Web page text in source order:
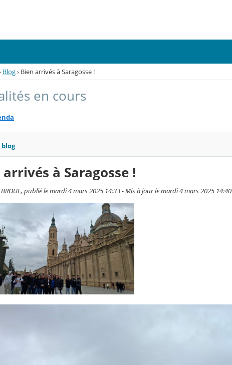
Blog› Bien arrivés à Saragosse !
en cours
arrivés à Saragosse !
BROUE, publié le mardi 4 mars 2025 14:33 - Mis à jour le mardi 4 mars 2025 14:40